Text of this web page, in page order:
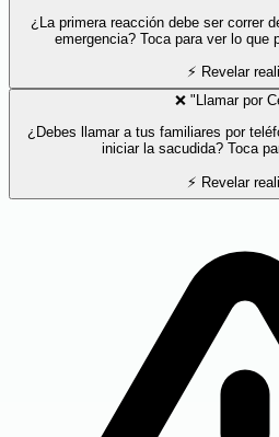
¿La primera reacción debe ser correr
emergencia? Toca para ver lo que
⚡ Revelar
❌ "Llamar por
¿Debes llamar a tus familiares por
iniciar la sacudida? Toca
⚡ Revelar